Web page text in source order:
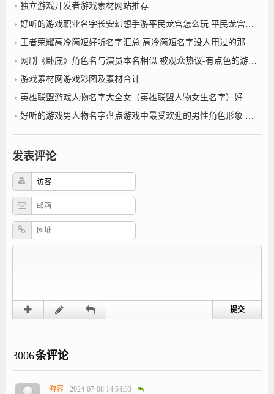
独立游戏开发者游戏素材网站推荐
好听的游戏职业名字长安幻想手游平民龙宫怎么玩 平民龙宫玩法解析
王者荣耀高冷简短好听名字汇总 高冷简短名字没人用过的那种2022/12/28好听的游戏男人物名字
网剧《卧底》角色名与演员本名相似 被观众热议-有点色的游戏角色名字
游戏素材网游戏彩图及素材合计
英雄联盟游戏人物名字大全女（英雄联盟人物女生名字）好听的游戏职业名字
好听的游戏男人物名字盘点游戏中最受欢迎的男性角色形象 有的人明明是配角人气却比主角高
发表评论
3006条评论
游客 2024-07-08 14:54:33